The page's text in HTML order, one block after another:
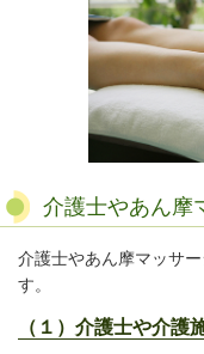
介護士やあん摩
介護士やあん摩マッサ
す。
（１）介護士や介護